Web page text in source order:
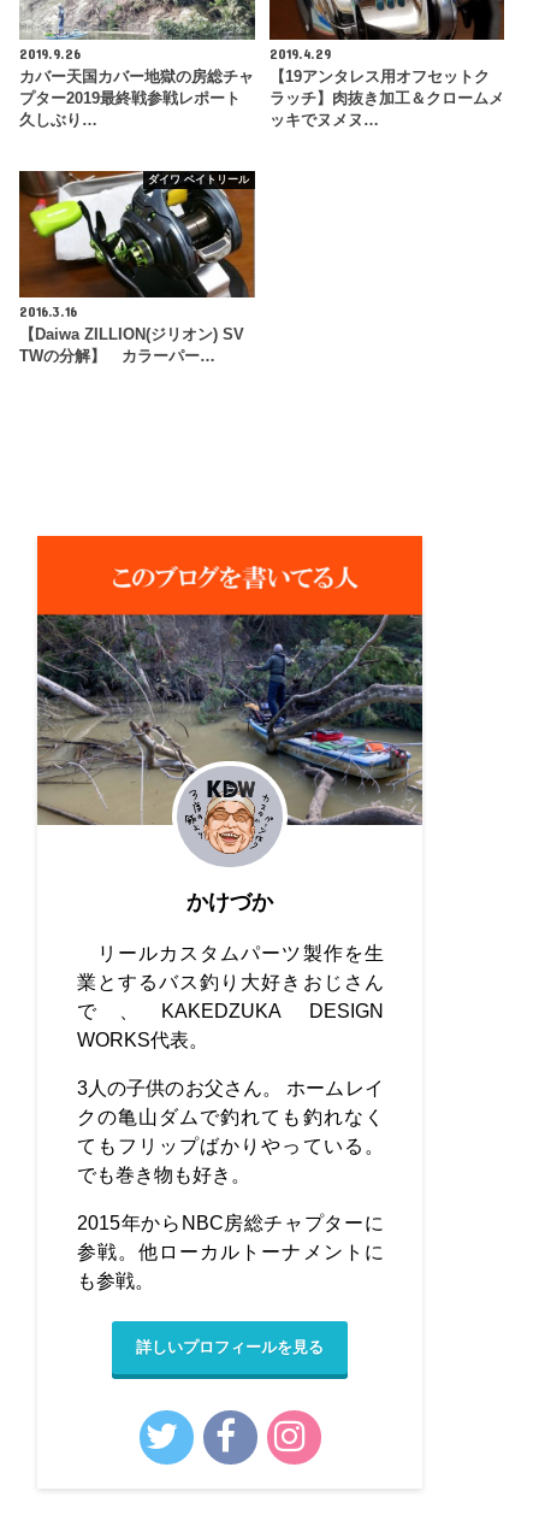
2019.9.26
カバー天国カバー地獄の房総チャ
プター2019最終戦参戦レポート
久しぶり…
2019.4.29
【19アンタレス用オフセットク
ラッチ】肉抜き加工＆クロームメ
ッキでヌメヌ…
ダイワ ベイトリール
2016.3.16
【Daiwa ZILLION(ジリオン) SV
TWの分解】 カラーパー…
かけづか
リールカスタムパーツ製作を生
業とするバス釣り大好きおじさん
で、KAKEDZUKA DESIGN
WORKS代表。
3人の子供のお父さん。 ホームレイ
クの亀山ダムで釣れても釣れなく
てもフリップばかりやっている。
でも巻き物も好き。
2015年からNBC房総チャプターに
参戦。他ローカルトーナメントに
も参戦。
詳しいプロフィールを見る